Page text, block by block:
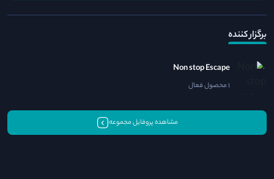
برگزار کننده
Non stop Escape
1 محصول فعال
مشاهده پروفایل مجموعه